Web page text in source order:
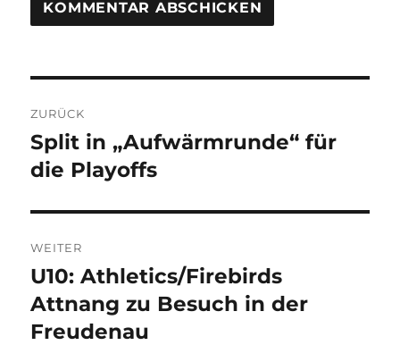
ZURÜCK
Vorheriger
Beitrag:
Split in „Aufwärmrunde“ für
die Playoffs
WEITER
Nächster
Beitrag:
U10: Athletics/Firebirds
Attnang zu Besuch in der
Freudenau